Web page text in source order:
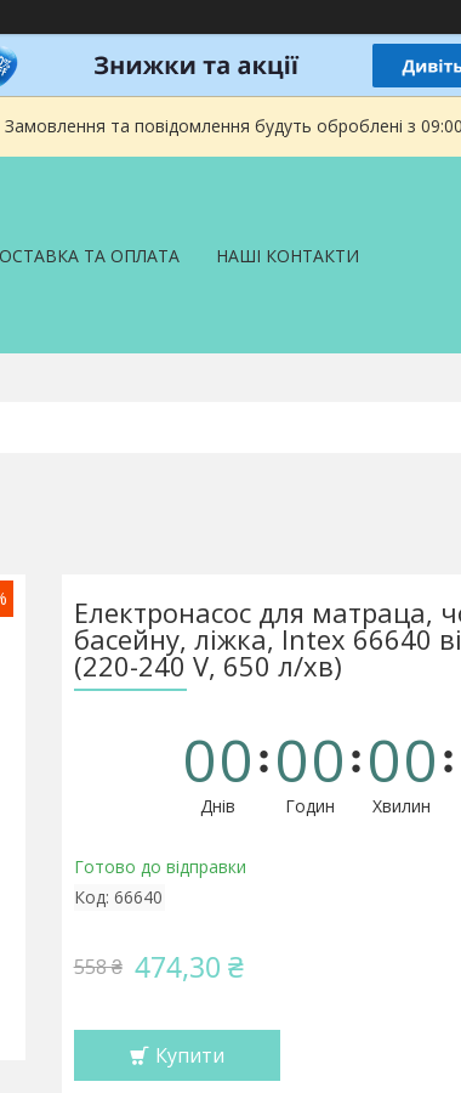
Замовлення та повідомлення будуть оброблені з
ТА ОПЛАТА НАШІ КОНТАКТИ
Електронасос для матраца,
басейну, ліжка, Intex 66640
(220-240 V, 650 л/хв)
00
Днів
00
Годин
00
Хвилин
Готово до відправки
Код: 66640
558 ₴ 474,30 ₴
Купити